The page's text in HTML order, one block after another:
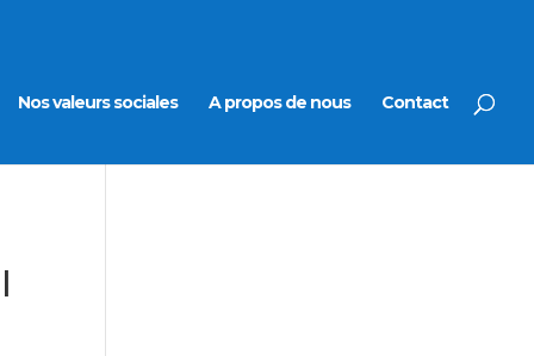
Nos valeurs sociales A propos de nous Contact